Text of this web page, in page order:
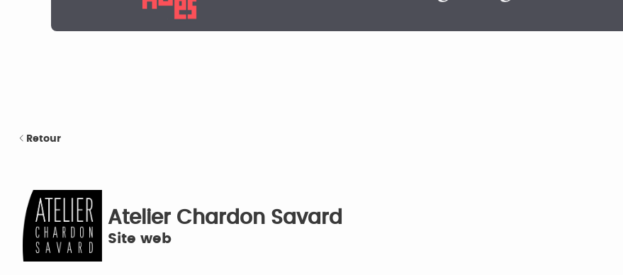
Retour
Atelier Chardon Savard
Site web